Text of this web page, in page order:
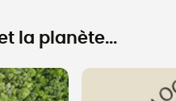
la planète...